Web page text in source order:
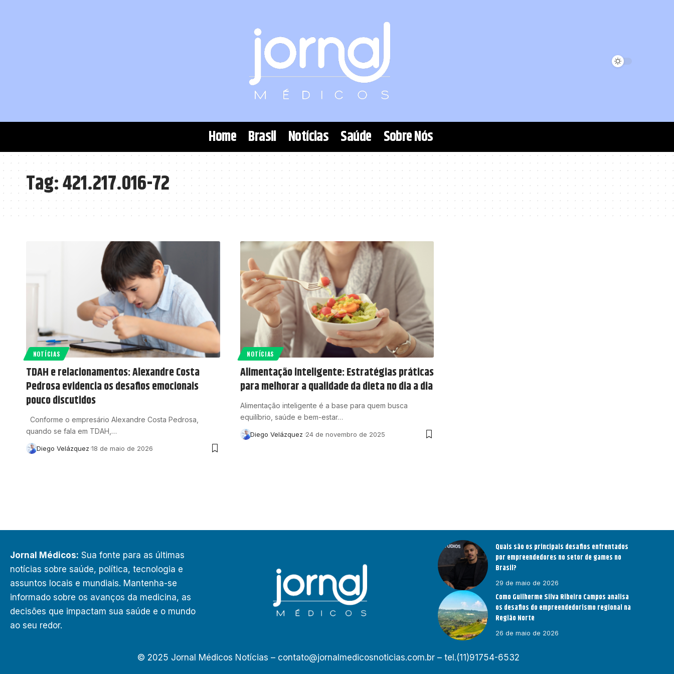
Home Brasil Notícias Saúde Sobre Nós
Tag:421.217.016-72
NOTÍCIAS
TDAH e relacionamentos: Alexandre Costa
Pedrosa evidencia os desafios emocionais
pouco discutidos
Conforme o empresário Alexandre Costa Pedrosa,
quando se fala em TDAH,…
Diego Velázquez 18 de maio de 2026
NOTÍCIAS
Alimentação inteligente: Estratégias práticas
para melhorar a qualidade da dieta no dia a dia
Alimentação inteligente é a base para quem busca
equilíbrio, saúde e bem-estar…
Diego Velázquez 24 de novembro de 2025
Jornal Médicos: Sua fonte para as últimas
notícias sobre saúde, política, tecnologia e
assuntos locais e mundiais. Mantenha-se
informado sobre os avanços da medicina, as
decisões que impactam sua saúde e o mundo
ao seu redor.
Quais são os principais desafios enfrentados
por empreendedores no setor de games no
Brasil?
29 de maio de 2026
Como Guilherme Silva Ribeiro Campos analisa
os desafios do empreendedorismo regional na
Região Norte
26 de maio de 2026
© 2025 Jornal Médicos Notícias – contato@jornalmedicosnoticias.com.br– tel.(11)91754-6532